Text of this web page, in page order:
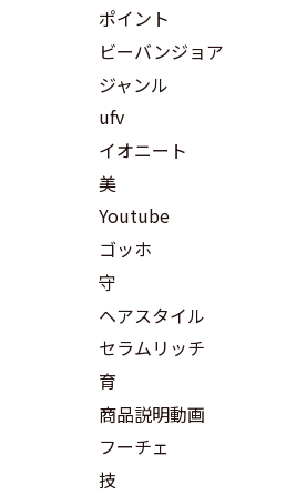
ポイント
ビーバンジョア
ジャンル
ufv
イオニート
美
Youtube
ゴッホ
守
ヘアスタイル
セラムリッチ
育
商品説明動画
フーチェ
技